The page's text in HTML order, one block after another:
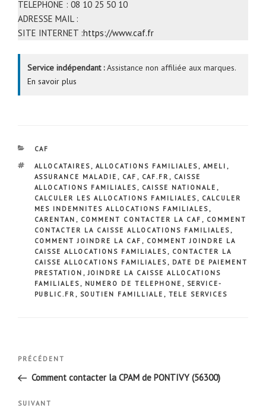
TELEPHONE : 08 10 25 50 10
ADRESSE MAIL :
SITE INTERNET :https://www.caf.fr
Service indépendant :Assistance non affiliée aux marques.
En savoir plus
CATÉGORIES
CAF
ÉTIQUETTES
ALLOCATAIRES, ALLOCATIONS FAMILIALES, AMELI ,
ASSURANCE MALADIE , CAF , CAF.FR , CAISSE
ALLOCATIONS FAMILIALES, CAISSE NATIONALE ,
CALCULER LES ALLOCATIONS FAMILIALES, CALCULER
MES INDEMNITES ALLOCATIONS FAMILIALES,
CARENTAN , COMMENT CONTACTER LA CAF , COMMENT
CONTACTER LA CAISSE ALLOCATIONS FAMILIALES,
COMMENT JOINDRE LA CAF , COMMENT JOINDRE LA
CAISSE ALLOCATIONS FAMILIALES, CONTACTER LA
CAISSE ALLOCATIONS FAMILIALES, DATE DE PAIEMENT
PRESTATION ,JOINDRE LA CAISSE ALLOCATIONS
FAMILIALES, NUMERO DE TELEPHONE , SERVICE-
PUBLIC.FR , SOUTIEN FAMILLIALE , TELE SERVICES
Navigation
l’article
Article
précédent
PRÉCÉDENT
Comment contacter la CPAM de PONTIVY (56300)
Article
SUIVANT